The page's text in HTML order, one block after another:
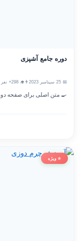
دوره جامع آشپزی
👨‍🎓 298+ نفر
🍳 متن اصلی برای صفحه
⭐ ویژه